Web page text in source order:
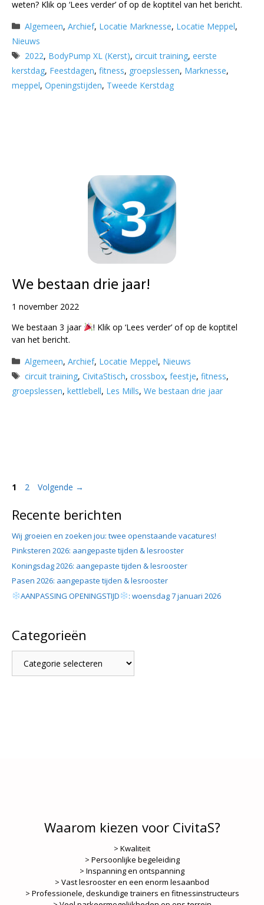
weten? Klik op ‘Lees verder’ of op de koptitel van het bericht.
Categorieën
Algemeen,Archief, Locatie Marknesse, Locatie Meppel,
Nieuws
Tags
2022, BodyPump XL (Kerst),circuit training,eerste
kerstdag, Feestdagen, fitness, groepslessen, Marknesse,
meppel, Openingstijden, Tweede Kerstdag
We bestaan drie jaar!
1 november 2022
We bestaan 3 jaar
! Klik op ‘Lees verder’ of op de koptitel
van het bericht.
Categorieën
Algemeen,Archief, Locatie Meppel, Nieuws
Tags
circuit training,CivitaStisch,crossbox,feestje,fitness,
groepslessen, kettlebell, Les Mills, We bestaan drie jaar
Pagina
1 Pagina
2 Volgende →
Recente berichten
Wij groeien en zoeken jou: twee openstaande vacatures!
Pinksteren 2026: aangepaste tijden & lesrooster
Koningsdag 2026: aangepaste tijden & lesrooster
Pasen 2026: aangepaste tijden & lesrooster
AANPASSING OPENINGSTIJD
: woensdag 7 januari 2026
Categorieën
Waarom kiezen voor CivitaS?
> Kwaliteit
> Persoonlijke begeleiding
> Inspanning en ontspanning
> Vast lesrooster en een enorm lesaanbod
> Professionele, deskundige trainers en fitnessinstructeurs